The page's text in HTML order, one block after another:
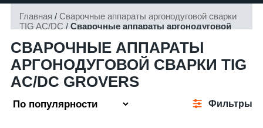
Главная / Сварочные аппараты аргонодуговой сварки
TIG AC/DC / Сварочные аппараты аргонодуговой
СВАРОЧНЫЕ АППАРАТЫ
АРГОНОДУГОВОЙ СВАРКИ TIG
AC/DC GROVERS
Фильтры